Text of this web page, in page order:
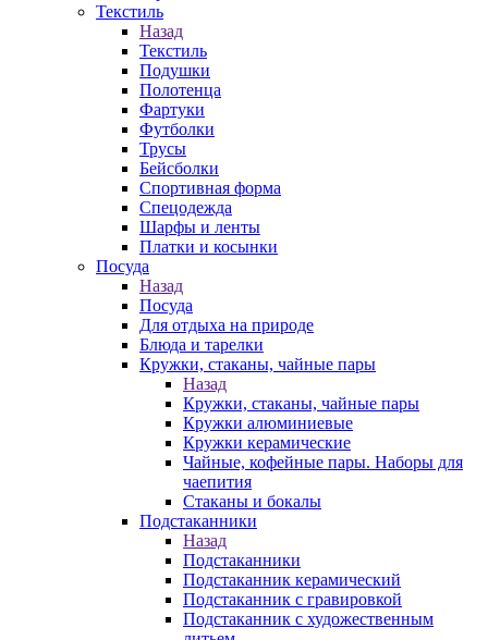
Текстиль
Назад
Текстиль
Подушки
Полотенца
Фартуки
Футболки
Трусы
Бейсболки
Спортивная форма
Спецодежда
Шарфы и ленты
Платки и косынки
Посуда
Назад
Посуда
Для отдыха на природе
Блюда и тарелки
Кружки, стаканы, чайные пары
Назад
Кружки, стаканы, чайные пары
Кружки алюминиевые
Кружки керамические
Чайные, кофейные пары. Наборы для
чаепития
Стаканы и бокалы
Подстаканники
Назад
Подстаканники
Подстаканник керамический
Подстаканник c гравировкой
Подстаканник с художественным